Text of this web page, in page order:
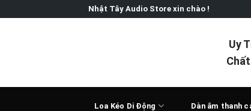
to
Nhật Tây Audio Store xin chào !
Uy
Loa Kéo Di Động Dàn âm thanh